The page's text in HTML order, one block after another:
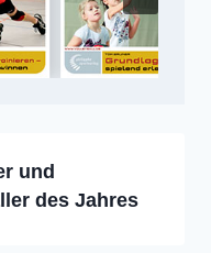
und
des Jahres